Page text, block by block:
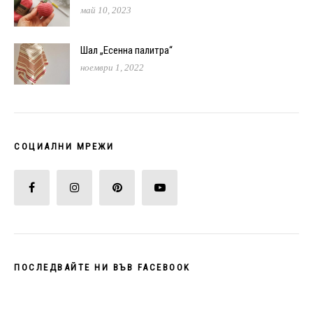
май 10, 2023
Шал „Есенна палитра“
ноември 1, 2022
СОЦИАЛНИ МРЕЖИ
ПОСЛЕДВАЙТЕ НИ ВЪВ FACEBOOK